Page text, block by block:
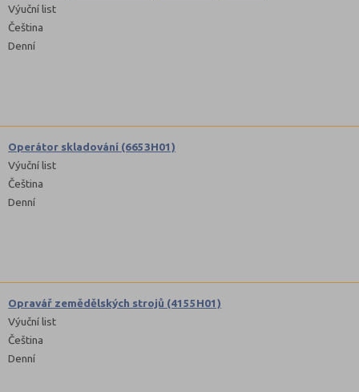
Výuční list
Čeština
Denní
Operátor skladování (6653H01)
Výuční list
Čeština
Denní
Opravář zemědělských strojů (4155H01)
Výuční list
Čeština
Denní